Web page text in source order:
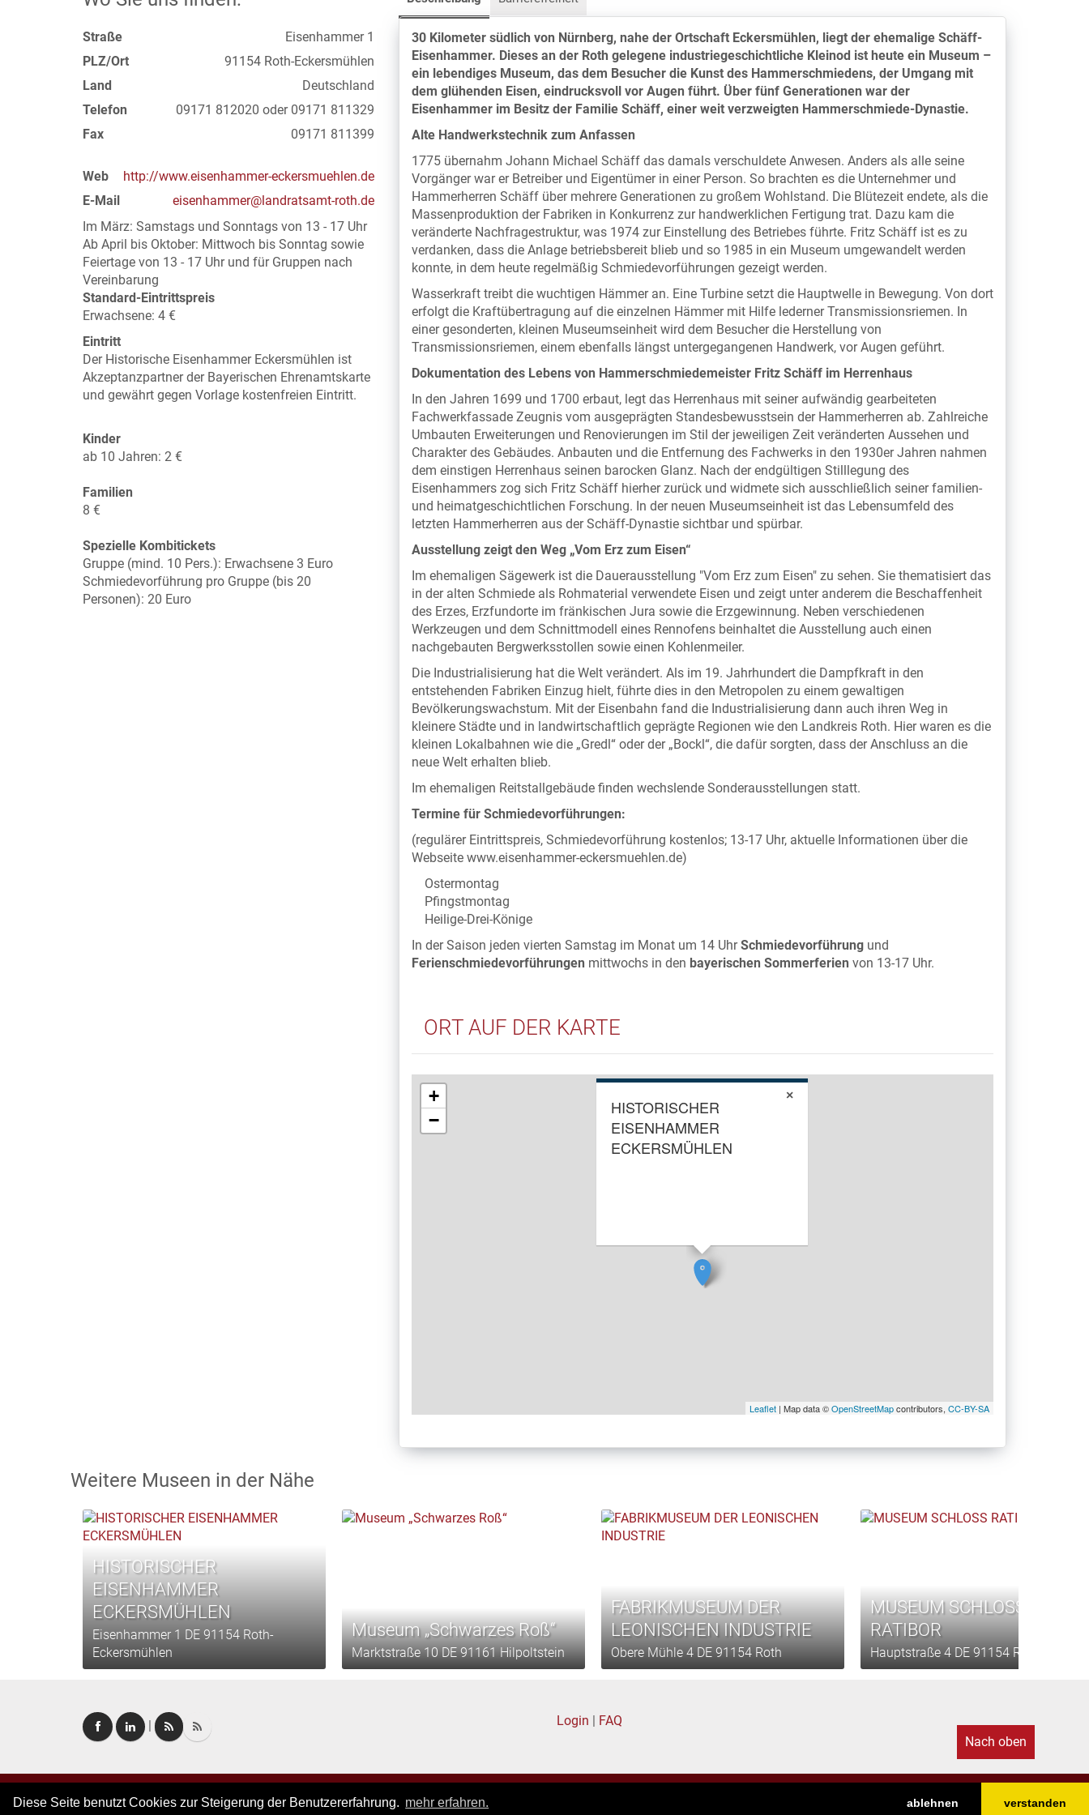
Diese Seite benutzt Cookies zur Steigerung der Benutzererfahrung. mehr erfahren. ablehnen verstanden
Straße
Eisenhammer 1
PLZ/Ort
91154 Roth-Eckersmühlen
Land
Deutschland
Telefon
09171 812020 oder 09171 811329
Fax
09171 811399
Web
http://www.eisenhammer-eckersmuehlen.de
E-Mail
eisenhammer@landratsamt-roth.de
Im März: Samstags und Sonntags von 13 - 17 Uhr
Ab April bis Oktober: Mittwoch bis Sonntag sowie
Feiertage von 13 - 17 Uhr und für Gruppen nach
Vereinbarung
Standard-Eintrittspreis
Erwachsene: 4 €
Eintritt
Der Historische Eisenhammer Eckersmühlen ist
Akzeptanzpartner der Bayerischen Ehrenamtskarte
und gewährt gegen Vorlage kostenfreien Eintritt.
Kinder
ab 10 Jahren: 2 €
Familien
8 €
Spezielle Kombitickets
Gruppe (mind. 10 Pers.): Erwachsene 3 Euro
Schmiedevorführung pro Gruppe (bis 20
Personen): 20 Euro
30 Kilometer südlich von Nürnberg, nahe der Ortschaft Eckersmühlen, liegt der ehemalige Schäff-
Eisenhammer. Dieses an der Roth gelegene industriegeschichtliche Kleinod ist heute ein Museum –
ein lebendiges Museum, das dem Besucher die Kunst des Hammerschmiedens, der Umgang mit
dem glühenden Eisen, eindrucksvoll vor Augen führt. Über fünf Generationen war der
Eisenhammer im Besitz der Familie Schäff, einer weit verzweigten Hammerschmiede-Dynastie.
Alte Handwerkstechnik zum Anfassen
1775 übernahm Johann Michael Schäff das damals verschuldete Anwesen. Anders als alle seine
Vorgänger war er Betreiber und Eigentümer in einer Person. So brachten es die Unternehmer und
Hammerherren Schäff über mehrere Generationen zu großem Wohlstand. Die Blütezeit endete, als die
Massenproduktion der Fabriken in Konkurrenz zur handwerklichen Fertigung trat. Dazu kam die
veränderte Nachfragestruktur, was 1974 zur Einstellung des Betriebes führte. Fritz Schäff ist es zu
verdanken, dass die Anlage betriebsbereit blieb und so 1985 in ein Museum umgewandelt werden
konnte, in dem heute regelmäßig Schmiedevorführungen gezeigt werden.
Wasserkraft treibt die wuchtigen Hämmer an. Eine Turbine setzt die Hauptwelle in Bewegung. Von dort
erfolgt die Kraftübertragung auf die einzelnen Hämmer mit Hilfe lederner Transmissionsriemen. In
einer gesonderten, kleinen Museumseinheit wird dem Besucher die Herstellung von
Transmissionsriemen, einem ebenfalls längst untergegangenen Handwerk, vor Augen geführt.
Dokumentation des Lebens von Hammerschmiedemeister Fritz Schäff im Herrenhaus
In den Jahren 1699 und 1700 erbaut, legt das Herrenhaus mit seiner aufwändig gearbeiteten
Fachwerkfassade Zeugnis vom ausgeprägten Standesbewusstsein der Hammerherren ab. Zahlreiche
Umbauten Erweiterungen und Renovierungen im Stil der jeweiligen Zeit veränderten Aussehen und
Charakter des Gebäudes. Anbauten und die Entfernung des Fachwerks in den 1930er Jahren nahmen
dem einstigen Herrenhaus seinen barocken Glanz. Nach der endgültigen Stilllegung des
Eisenhammers zog sich Fritz Schäff hierher zurück und widmete sich ausschließlich seiner familien-
und heimatgeschichtlichen Forschung. In der neuen Museumseinheit ist das Lebensumfeld des
letzten Hammerherren aus der Schäff-Dynastie sichtbar und spürbar.
Ausstellung zeigt den Weg „Vom Erz zum Eisen“
Im ehemaligen Sägewerk ist die Dauerausstellung "Vom Erz zum Eisen" zu sehen. Sie thematisiert das
in der alten Schmiede als Rohmaterial verwendete Eisen und zeigt unter anderem die Beschaffenheit
des Erzes, Erzfundorte im fränkischen Jura sowie die Erzgewinnung. Neben verschiedenen
Werkzeugen und dem Schnittmodell eines Rennofens beinhaltet die Ausstellung auch einen
nachgebauten Bergwerksstollen sowie einen Kohlenmeiler.
Die Industrialisierung hat die Welt verändert. Als im 19. Jahrhundert die Dampfkraft in den
entstehenden Fabriken Einzug hielt, führte dies in den Metropolen zu einem gewaltigen
Bevölkerungswachstum. Mit der Eisenbahn fand die Industrialisierung dann auch ihren Weg in
kleinere Städte und in landwirtschaftlich geprägte Regionen wie den Landkreis Roth. Hier waren es die
kleinen Lokalbahnen wie die „Gredl“ oder der „Bockl“, die dafür sorgten, dass der Anschluss an die
neue Welt erhalten blieb.
Im ehemaligen Reitstallgebäude finden wechslende Sonderausstellungen statt.
Termine für Schmiedevorführungen:
(regulärer Eintrittspreis, Schmiedevorführung kostenlos; 13-17 Uhr, aktuelle Informationen über die
Webseite www.eisenhammer-eckersmuehlen.de)
Ostermontag
Pfingstmontag
Heilige-Drei-Könige
In der Saison jeden vierten Samstag im Monat um 14 UhrSchmiedevorführung und
Ferienschmiedevorführungen mittwochs in den bayerischen Sommerferien von 13-17 Uhr.
ORT AUF DER KARTE
HISTORISCHER
EISENHAMMER
ECKERSMÜHLEN
×
+
−
Leaflet | Map data ©OpenStreetMapcontributors, CC-BY-SA
Weitere Museen in der Nähe
HISTORISCHER
EISENHAMMER
ECKERSMÜHLEN
Eisenhammer 1 DE 91154 Roth-
Eckersmühlen
Museum „Schwarzes Roß“
Marktstraße 10 DE 91161 Hilpoltstein
FABRIKMUSEUM DER
LEONISCHEN INDUSTRIE
Obere Mühle 4 DE 91154 Roth
MUSEUM SCHLOSS
RATIBOR
Hauptstraße 4 DE 91154 Roth
ReichsstadtMuseum
(Weißenburg)
Login | FAQ
Copyright © 2026. Alle Rechte vorbehalten.–Impressum|Datenschutz
Nach oben